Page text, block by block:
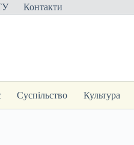
Контакти
Суспільство Культура